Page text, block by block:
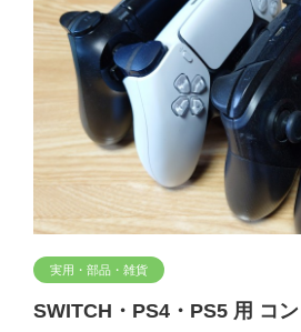
実用・部品・雑貨
SWITCH・PS4・PS5 用 コ